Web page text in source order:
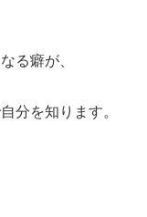
る癖が、
分を知ります。